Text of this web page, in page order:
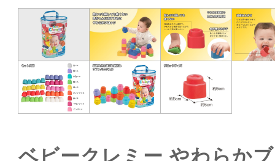
ベビークレミー やわらか